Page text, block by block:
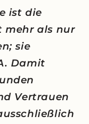
ist die
mehr als nur
sie
Damit
Vertrauen